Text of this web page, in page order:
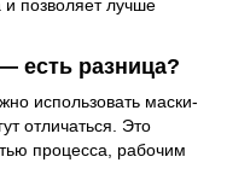
и позволяет лучше
есть разница?
использовать маски-
отличаться. Это
процесса, рабочим